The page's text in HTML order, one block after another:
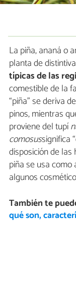
La piña, ananá o
planta de
típicas de las
comestible de la
“piña” se deriva
pinos, mientras
proviene del tupí
comosussignifica
disposición de
piña se usa
algunos
También te
qué son,